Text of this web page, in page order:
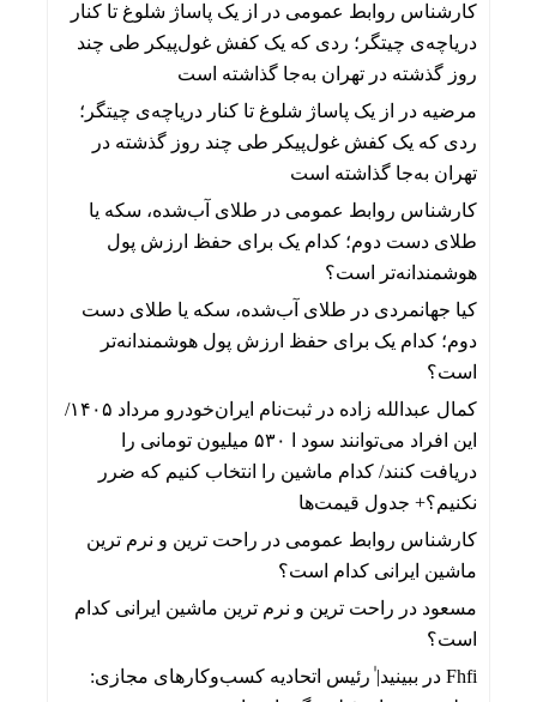
کارشناس روابط عمومی در
از یک پاساژ شلوغ تا کنار
دریاچه‌ی چیتگر؛ ردی که یک کفش غول‌پیکر طی چند
روز گذشته در تهران به‌جا گذاشته است
مرضیه در
از یک پاساژ شلوغ تا کنار دریاچه‌ی چیتگر؛
ردی که یک کفش غول‌پیکر طی چند روز گذشته در
تهران به‌جا گذاشته است
کارشناس روابط عمومی در طلای آب‌شده، سکه یا
طلای دست دوم؛ کدام یک برای حفظ ارزش پول
هوشمندانه‌تر است؟
کیا جهانمردی در طلای آب‌شده، سکه یا طلای دست
دوم؛ کدام یک برای حفظ ارزش پول هوشمندانه‌تر
است؟
کمال عبدالله زاده در
ثبت‌نام ایران‌خودرو مرداد ۱۴۰۵/
این افراد می‌توانند سود ا ۵۳۰ میلیون تومانی را
دریافت کنند/ کدام ماشین را انتخاب کنیم که ضرر
نکنیم؟+ جدول قیمت‌ها
کارشناس روابط عمومی در راحت ترین و نرم ترین
ماشین ایرانی کدام است؟
مسعود در راحت ترین و نرم ترین ماشین ایرانی کدام
است؟
Fhfi در ببینید| ٰرئیس اتحادیه کسب‌وکارهای مجازی: